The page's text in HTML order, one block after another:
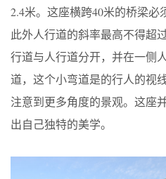
2.4米。这座横跨40米的桥梁必
此外人行道的斜率最高不得超
行道与人行道分开，并在一侧
道，这个小弯道是的行人的视
注意到更多角度的景观。这座
出自己独特的美学。